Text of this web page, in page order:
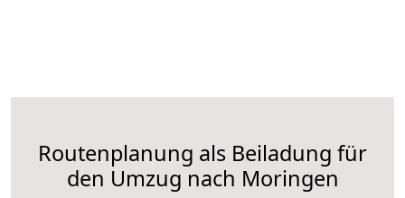
Routenplanung als Beiladung für
den Umzug nach Moringen